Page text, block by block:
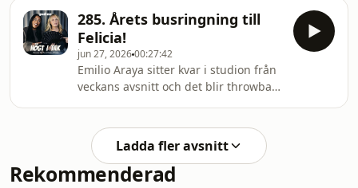
med Premium på Podme. Testa gratis
i 14 dagar - signa upp dig på
podme.com!
285. Årets busringning till
Felicia!
jun 27, 202600:27:42
Emilio Araya sitter kvar i studion från
veckans avsnitt och det blir throwback
Carl och framförallt så ringer Emilio
till allas vår älskade Felicia!
Ladda fler avsnitt
Rekommenderad